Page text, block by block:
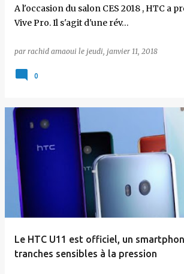
A l'occasion du salon CES 2018 , HTC a
Vive Pro. Il s'agit d'une rév…
par rachid amaoui le jeudi, janvier 11, 2018
0
Le HTC U11 est officiel, un
tranches sensibles à la pression